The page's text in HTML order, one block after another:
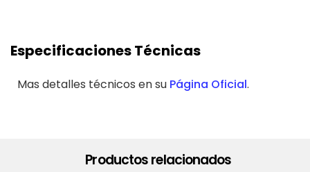
Especificaciones Técnicas
Mas detalles técnicos en su Página Oficial.
Productos relacionados